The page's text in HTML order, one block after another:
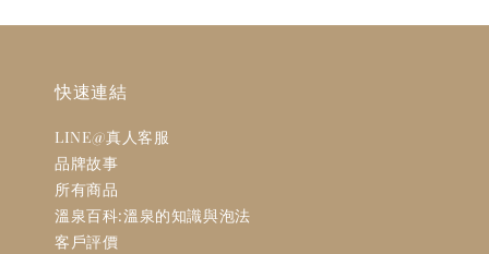
快速連結
LINE@真人客服
品牌故事
所有商品
溫泉百科:溫泉的知識與泡法
客戶評價